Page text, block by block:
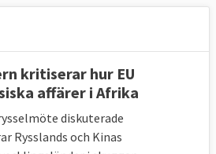
kritiserar hur EU
affärer i Afrika
diskuterade
Rysslands och Kinas